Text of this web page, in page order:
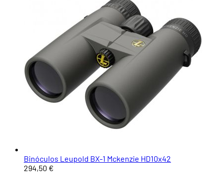
Binóculos Leupold BX-1 Mckenzie HD10x42
294,50 €